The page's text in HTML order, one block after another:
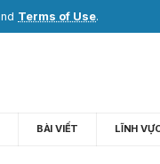
Terms of Use.
BÀI VIẾT LĨNH